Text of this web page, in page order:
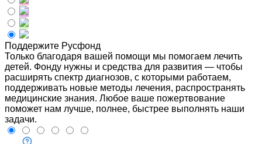
Поддержите Русфонд
Только благодаря вашей помощи мы помогаем лечить
детей. Фонду нужны и средства для развития — чтобы
расширять спектр диагнозов, с которыми работаем,
поддерживать новые методы лечения, распространять
медицинские знания. Любое ваше пожертвование
поможет нам лучше, полнее, быстрее выполнять наши
задачи.